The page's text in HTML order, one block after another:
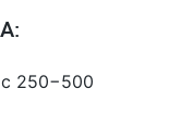
250−500